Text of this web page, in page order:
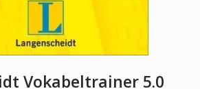
Vokabeltrainer 5.0